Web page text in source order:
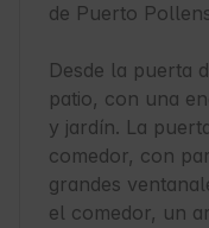
de Puerto
Desde la puerta
patio, con una
y jardín. La
comedor, con
grandes
el comedor, un